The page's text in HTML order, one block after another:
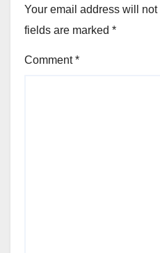
Your email address will
fields are marked *
Comment*